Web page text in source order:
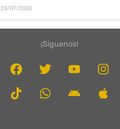
29/07/2026
¡Síguenos!